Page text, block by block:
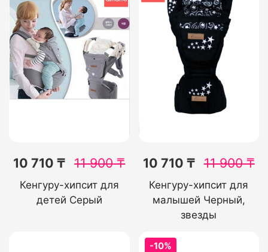
10 710 ₸ 11 900₸
Кенгуру-хипсит для
детей Серый
10 710 ₸ 11 900₸
Кенгуру-хипсит для
малышей Черный,
звезды
-10%